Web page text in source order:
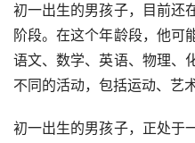
初一出生的男孩子，目前还
阶段。在这个年龄段，他可
语文、数学、英语、物理、
不同的活动，包括运动、艺
初一出生的男孩子，正处于